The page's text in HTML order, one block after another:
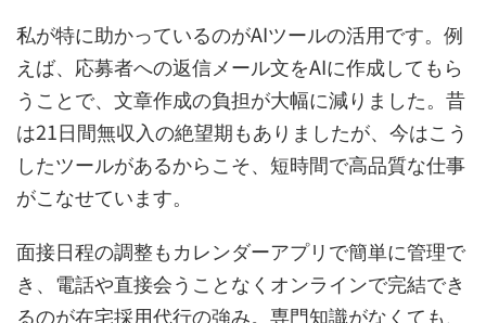
私が特に助かっているのがAIツールの活用です。例
えば、応募者への返信メール文をAIに作成してもら
うことで、文章作成の負担が大幅に減りました。昔
は21日間無収入の絶望期もありましたが、今はこう
したツールがあるからこそ、短時間で高品質な仕事
がこなせています。
面接日程の調整もカレンダーアプリで簡単に管理で
き、電話や直接会うことなくオンラインで完結でき
るのが在宅採用代行の強み。専門知識がなくても、